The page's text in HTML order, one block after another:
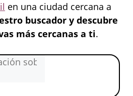
en una ciudad cercana a
buscador y descubre
más cercanas a ti.